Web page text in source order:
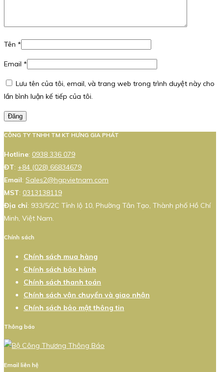
Tên *
Email *
Lưu tên của tôi, email, và trang web trong trình duyệt này cho
lần bình luận kế tiếp của tôi.
Đăng
CÔNG TY TNHH TM KT HƯNG GIA PHÁT
Hotline: 0938 336 079
ĐT: +84 (028) 66834679
Email: Sales2@hgpvietnam.com
MST: 0313138119
Địa chỉ: 933/5/2C Tỉnh lộ 10, Phường Tân Tạo, Thành phố Hồ Chí
Minh, Việt Nam.
Chính sách
Chính sách mua hàng
Chính sách bảo hành
Chính sách thanh toán
Chính sách vận chuyển và giao nhận
Chính sách bảo mật thông tin
Thông báo
Email liên hệ